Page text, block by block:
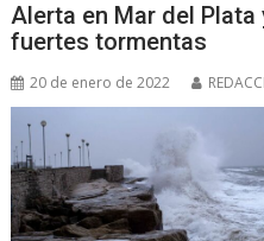
Alerta en Mar del
fuertes tormentas
20 de enero de 2022